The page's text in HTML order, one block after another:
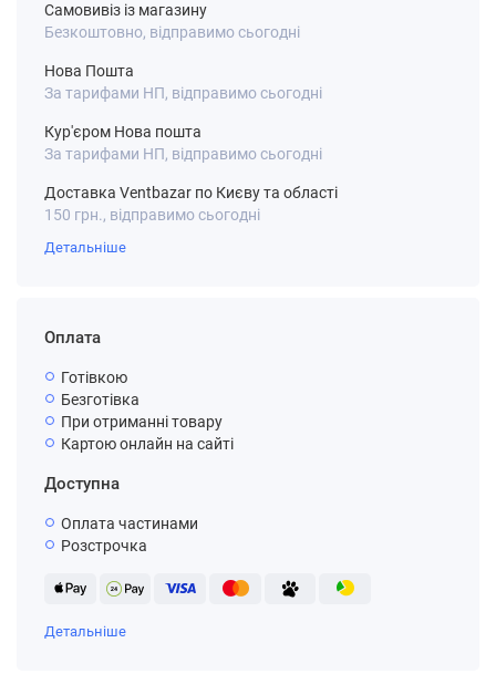
Самовивіз із магазину
Безкоштовно, відправимо сьогодні
Нова Пошта
За тарифами НП, відправимо сьогодні
Кур'єром Нова пошта
За тарифами НП, відправимо сьогодні
Доставка Ventbazar по Києву та області
150 грн., відправимо сьогодні
Детальніше
Оплата
Готівкою
Безготівка
При отриманні товару
Картою онлайн на сайті
Доступна
Оплата частинами
Розстрочка
Детальніше